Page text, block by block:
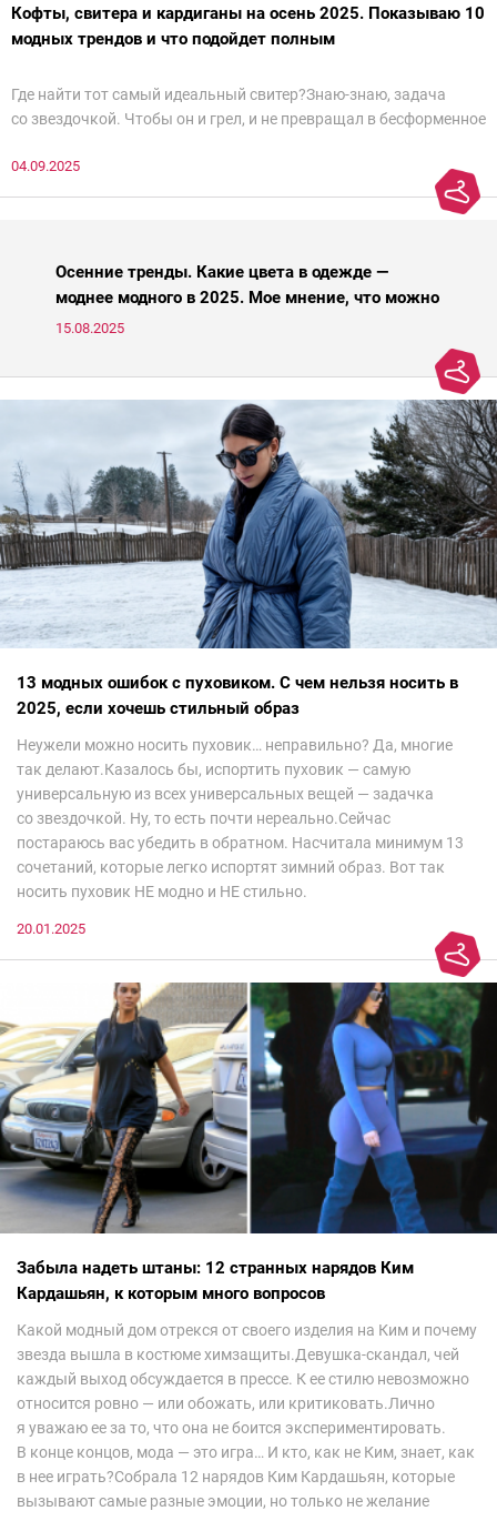
Кофты, свитера и кардиганы на осень 2025. Показываю 10
модных трендов и что подойдет полным
Где найти тот самый идеальный свитер?Знаю-знаю, задача
со звездочкой. Чтобы он и грел, и не превращал в бесформенное
паники.
04.09.2025
Осенние тренды. Какие цвета в одежде —
моднее модного в 2025. Мое мнение, что можно
носить, а что нет
15.08.2025
13 модных ошибок с пуховиком. С чем нельзя носить в
2025, если хочешь стильный образ
Неужели можно носить пуховик… неправильно? Да, многие
так делают.Казалось бы, испортить пуховик — самую
универсальную из всех универсальных вещей — задачка
со звездочкой. Ну, то есть почти нереально.Сейчас
постараюсь вас убедить в обратном. Насчитала минимум 13
сочетаний, которые легко испортят зимний образ. Вот так
носить пуховик НЕ модно и НЕ стильно.
20.01.2025
Забыла надеть штаны: 12 странных нарядов Ким
Кардашьян, к которым много вопросов
Какой модный дом отрекся от своего изделия на Ким и почему
звезда вышла в костюме химзащиты.Девушка-скандал, чей
каждый выход обсуждается в прессе. К ее стилю невозможно
относится ровно — или обожать, или критиковать.Лично
я уважаю ее за то, что она не боится экспериментировать.
В конце концов, мода — это игра… И кто, как не Ким, знает, как
в нее играть?Собрала 12 нарядов Ким Кардашьян, которые
вызывают самые разные эмоции, но только не желание